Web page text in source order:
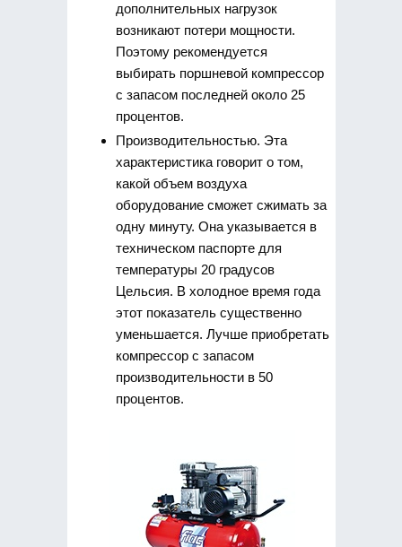
дополнительных нагрузок
возникают потери мощности.
Поэтому рекомендуется
выбирать поршневой компрессор
с запасом последней около 25
процентов.
Производительностью. Эта
характеристика говорит о том,
какой объем воздуха
оборудование сможет сжимать за
одну минуту. Она указывается в
техническом паспорте для
температуры 20 градусов
Цельсия. В холодное время года
этот показатель существенно
уменьшается. Лучше приобретать
компрессор с запасом
производительности в 50
процентов.